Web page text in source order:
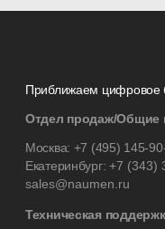
Приближаем цифровое
Отдел продаж/Общие
Москва: +7 (495) 145-
Екатеринбург:+7 (343)
sales@naumen.ru
Техническая